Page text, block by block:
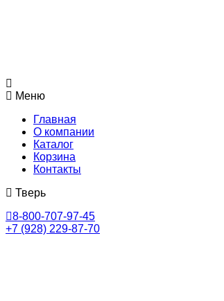
Меню
Главная
О компании
Каталог
Корзина
Контакты
Тверь
8-800-707-97-45
+7 (928) 229-87-70